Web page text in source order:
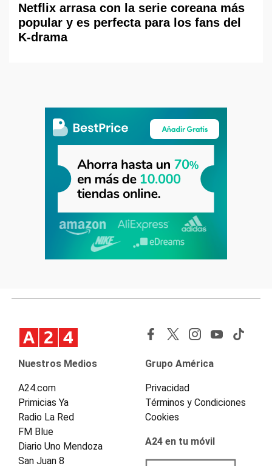
Netflix arrasa con la serie coreana más
popular y es perfecta para los fans del
K-drama
Nuestros Medios
A24.com
Primicias Ya
Radio La Red
FM Blue
Diario Uno Mendoza
San Juan 8
Grupo América
Privacidad
Términos y Condiciones
Cookies
A24 en tu móvil